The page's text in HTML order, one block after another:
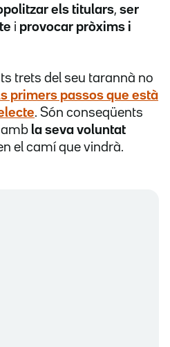
els titulars, ser
i provocar pròxims i
trets del seu tarannà no
primers passos que està
. Són conseqüents
la seva voluntat
el camí que vindrà.